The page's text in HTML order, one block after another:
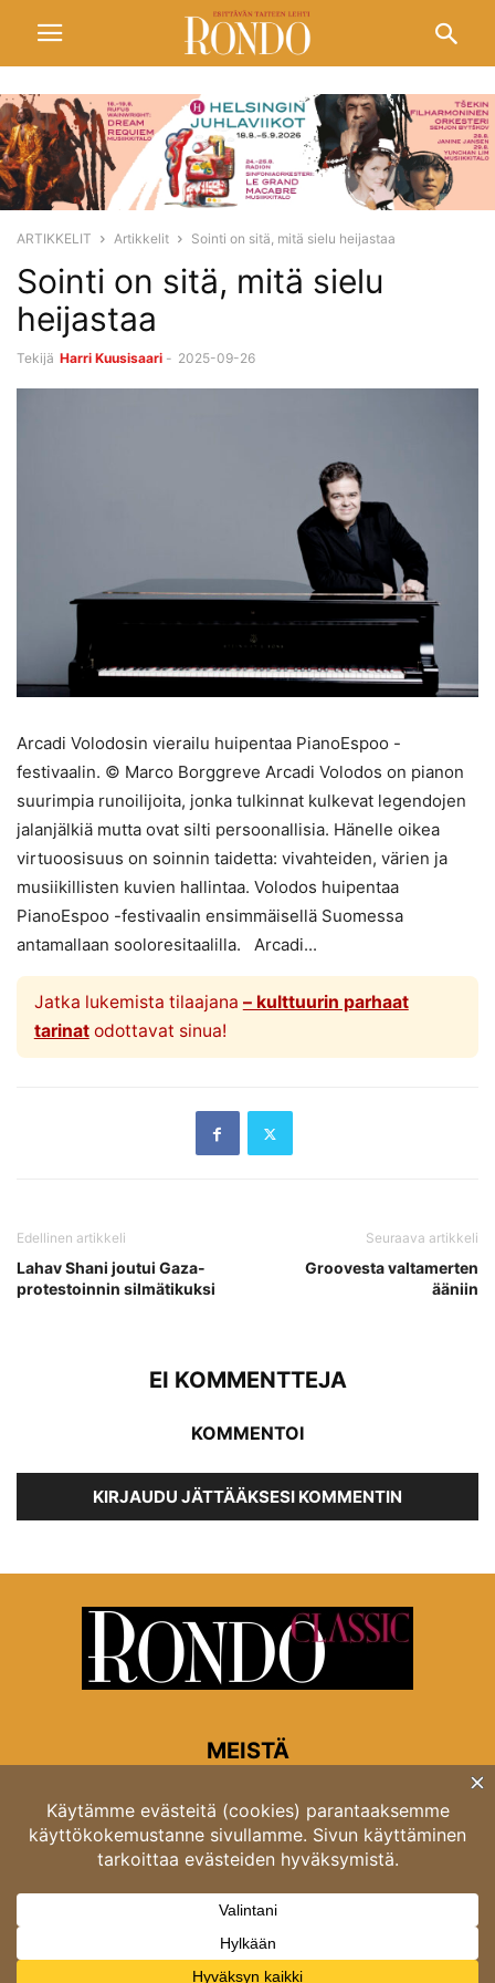
ARTIKKELIT Artikkelit Sointi on sitä, mitä sielu heijastaa
Sointi on sitä, mitä sielu
heijastaa
Tekijä Harri Kuusisaari - 2025-09-26
Arcadi Volodosin vierailu huipentaa PianoEspoo -
festivaalin. © Marco Borggreve Arcadi Volodos on pianon
suurimpia runoilijoita, jonka tulkinnat kulkevat legendojen
jalanjälkiä mutta ovat silti persoonallisia. Hänelle oikea
virtuoosisuus on soinnin taidetta: vivahteiden, värien ja
musiikillisten kuvien hallintaa. Volodos huipentaa
PianoEspoo -festivaalin ensimmäisellä Suomessa
antamallaan sooloresitaalilla. Arcadi...
Jatka lukemista tilaajana – kulttuurin parhaat
tarinatodottavat sinua!
Edellinen artikkeli
Lahav Shani joutui Gaza-
protestoinnin silmätikuksi
Seuraava artikkeli
Groovesta valtamerten
ääniin
EI KOMMENTTEJA
KOMMENTOI
KIRJAUDU JÄTTÄÄKSESI KOMMENTIN
MEISTÄ
Rondon toimitus
Opastinsilta 6A 00520 Helsinki
Asiakaspalvelu: puh. 03 4246 5318
asiakaspalvelu@rondo.fi
Ota meihin yhteyttä:toimitus@rondo.fi